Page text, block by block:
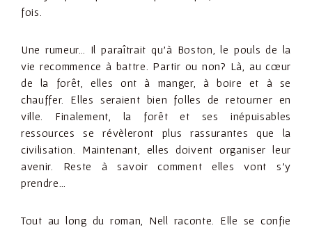
fois.
Une rumeur… Il paraîtrait qu’à Boston, le pouls de la
vie recommence à battre. Partir ou non? Là, au cœur
de la forêt, elles ont à manger, à boire et à se
chauffer. Elles seraient bien folles de retourner en
ville. Finalement, la forêt et ses inépuisables
ressources se révèleront plus rassurantes que la
civilisation. Maintenant, elles doivent organiser leur
avenir. Reste à savoir comment elles vont s’y
prendre…
Tout au long du roman, Nell raconte. Elle se confie